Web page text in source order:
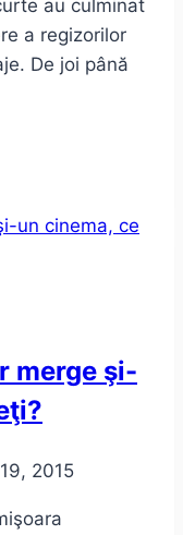
au culminat
a regizorilor
De joi până
merge şi-
2015